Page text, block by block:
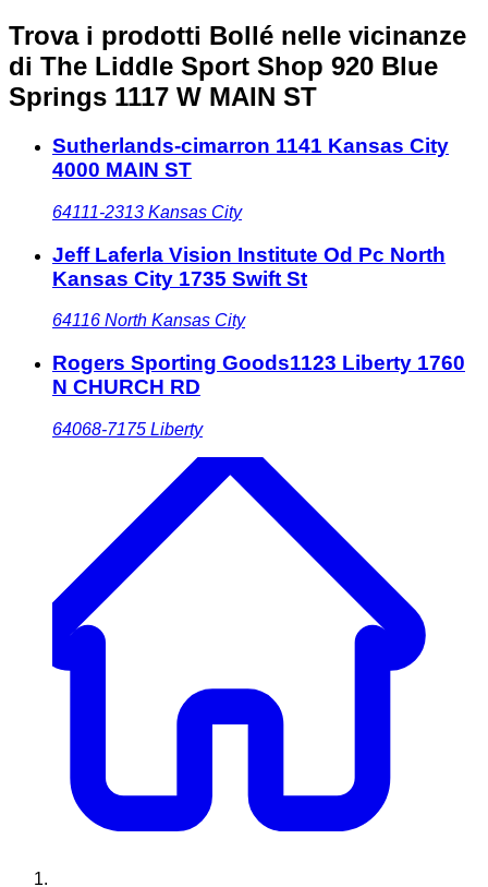
Trova i prodotti Bollé nelle vicinanze
di The Liddle Sport Shop 920 Blue
Springs 1117 W MAIN ST
Sutherlands-cimarron 1141 Kansas City
4000 MAIN ST
64111-2313 Kansas City
Jeff Laferla Vision Institute Od Pc North
Kansas City 1735 Swift St
64116 North Kansas City
Rogers Sporting Goods1123 Liberty 1760
N CHURCH RD
64068-7175 Liberty